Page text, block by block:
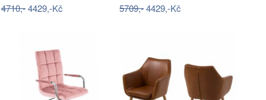
4710,-4429,-Kč 5709,-4429,-Kč